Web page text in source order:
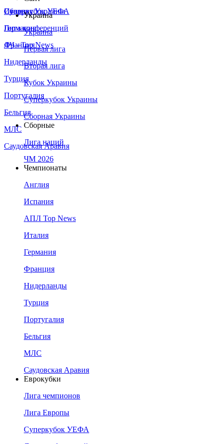
Сборная Украины
Италия
Германия
Франция
Нидерланды
Турция
Португалия
Бельгия
МЛС
Саудовская Аравия
Суперкубок УЕФА
Лига конференций
ЛЧ - Top News
Украина
Украина
Первая лига
Вторая лига
Кубок Украины
Суперкубок Украины
Сборная Украины
Сборные
Лига наций
ЧМ 2026
Чемпионаты
Англия
Испания
АПЛ Top News
Италия
Германия
Франция
Нидерланды
Турция
Португалия
Бельгия
МЛС
Саудовская Аравия
Еврокубки
Лига чемпионов
Лига Европы
Суперкубок УЕФА